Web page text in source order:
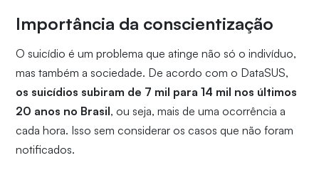
Importância da conscientização
O suicídio é um problema que atinge não só o indivíduo,
mas também a sociedade. De acordo com o DataSUS,
os suicídios subiram de 7 mil para 14 mil nos últimos
20 anos no Brasil, ou seja, mais de uma ocorrência a
cada hora. Isso sem considerar os casos que não foram
notificados.